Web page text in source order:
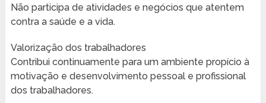
Não participa de atividades e negócios que atentem
contra a saúde e a vida.
Valorização dos trabalhadores
Contribui continuamente para um ambiente propício à
motivação e desenvolvimento pessoal e profissional
dos trabalhadores.